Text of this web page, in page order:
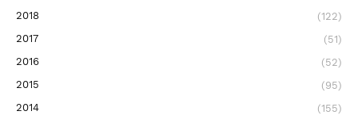
2018
(122)
2017
(51)
2016
(52)
2015
(95)
2014
(155)